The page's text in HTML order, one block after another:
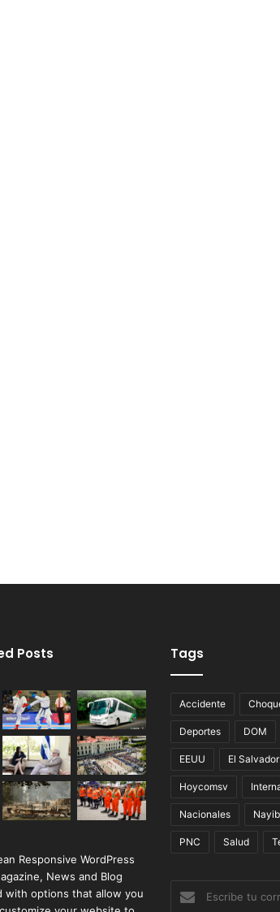
Posts
Responsive WordPress
News and Blog
with options that allow you
Tags
Accidente
Deportes DOM
EEUU El Salvador
Hoycomsv
Nacionales
PNC Salud
Escribe
tu